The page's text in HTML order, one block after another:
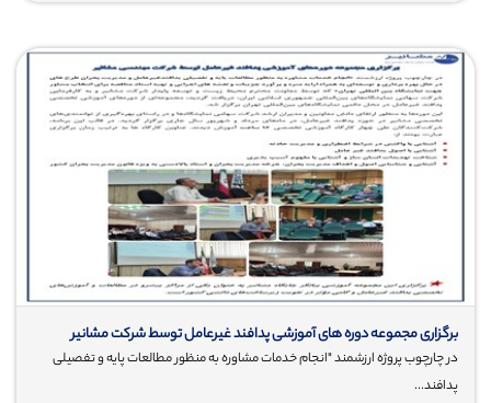
برگزاری مجموعه دوره های آموزشی پدافند غیرعامل توسط شرکت مشانیر
در چارچوب پروژه ارزشمند "انجام خدمات مشاوره به منظور مطالعات پایه و تفصیلی
پدافند...